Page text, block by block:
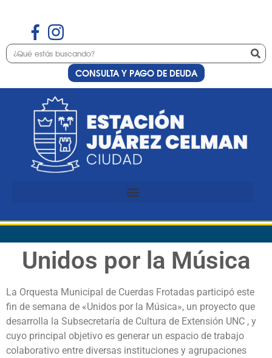
CONSULTA Y PAGO DE DEUDA
Unidos por la Música
La Orquesta Municipal de Cuerdas Frotadas participó este
fin de semana de «Unidos por la Música», un proyecto que
desarrolla la Subsecretaría de Cultura de Extensión UNC , y
cuyo principal objetivo es generar un espacio de trabajo
colaborativo entre diversas instituciones y agrupaciones